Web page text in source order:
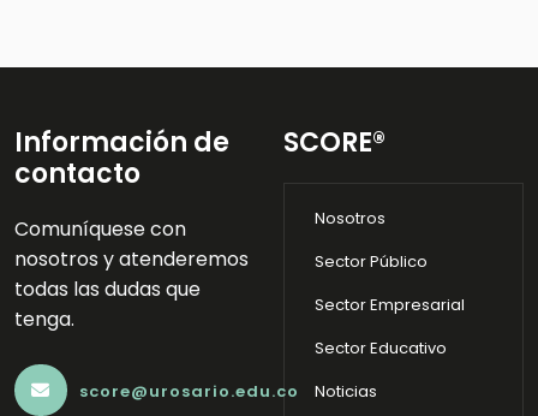
Información de
contacto
Comuníquese con
nosotros y atenderemos
todas las dudas que
tenga.
score@urosario.edu.co
SCORE®
Nosotros
Sector Público
Sector Empresarial
Sector Educativo
Noticias